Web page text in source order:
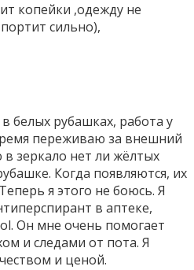
копейки ,одежду не
сильно),
белых рубашках, работа у
переживаю за внешний
зеркало нет ли жёлтых
Когда появляются, их
я этого не боюсь. Я
в аптеке,
Он мне очень помогает
и следами от пота. Я
и ценой.